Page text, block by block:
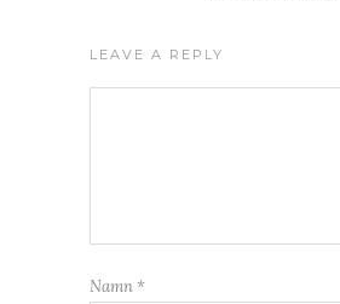
LEAVE A REPLY
Namn *